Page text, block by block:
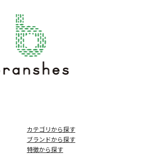
カテゴリから探す
ブランドから探す
特徴から探す